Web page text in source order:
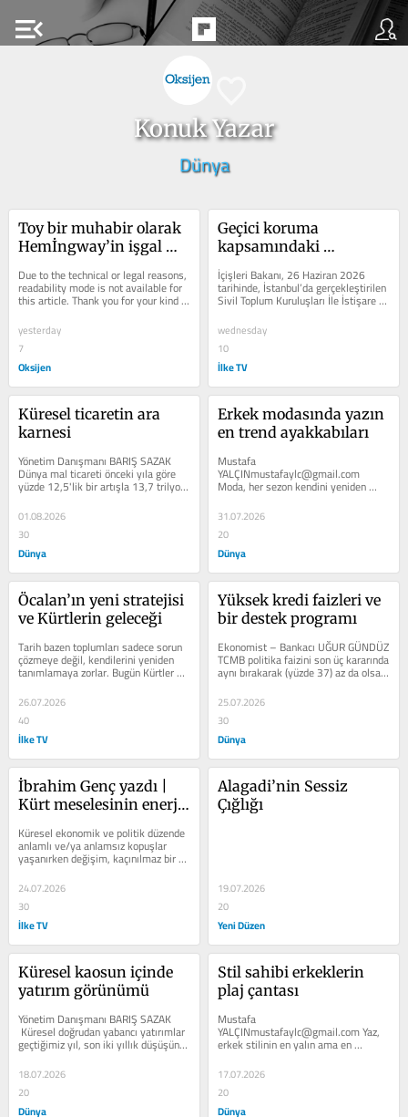
menu_open
Konuk Yazar
Dünya
Toy bir muhabir olarak
Hemİngway’in işgal
serüveni
Due to the technical or legal reasons,
readability mode is not available for
this article. Thank you for your kind
yesterday
7
Oksijen
Geçici koruma
kapsamındaki
göçmenlere çalışma izni
muafiyeti ne anlama
geliyor?
İçişleri Bakanı, 26 Haziran 2026
tarihinde, İstanbul’da gerçekleştirilen
Sivil Toplum Kuruluşları İle İstişare
Toplantısı’nda...
wednesday
10
İlke TV
Küresel ticaretin ara
karnesi
Yönetim Danışmanı BARIŞ SAZAK
Dünya mal ticareti önceki yıla göre
yüzde 12,5'lik bir artışla 13,7 trilyon
dolara ulaştı. Ancak...
01.08.2026
30
Dünya
Erkek modasında yazın
en trend ayakkabıları
Mustafa
YALÇINmustafaylc@gmail.com
Moda, her sezon kendini yeni­den
yorumluyor. Ancak bazı parçalar var
ki yalnızca bir trend ol­manın
ötesine...
31.07.2026
20
Dünya
Öcalan’ın yeni stratejisi
ve Kürtlerin geleceği
Tarih bazen toplumları sadece sorun
çözmeye değil, kendilerini yeniden
tanımlamaya zorlar. Bugün Kürtler de
böyle bir eşiğin önünde...
26.07.2026
40
İlke TV
Yüksek kredi faizleri ve
bir destek programı
Ekonomist – Bankacı UĞUR GÜNDÜZ
TCMB politika faizini son üç ka­rarında
aynı bırakarak (yüzde 37) az da olsa
düşüş beklentilerini...
25.07.2026
30
Dünya
İbrahim Genç yazdı |
Kürt meselesinin enerji
Küresel ekonomik ve politik düzende
anlamlı ve/ya anlamsız kopuşlar
yaşanırken değişim, kaçınılmaz bir
sonuç oluveriyor haliyle. Mevcut...
24.07.2026
30
İlke TV
Alagadi’nin Sessiz
Çığlığı
19.07.2026
20
Yeni Düzen
Küresel kaosun içinde
yatırım görünümü
Yönetim Danışmanı BARIŞ SAZAK
Küresel doğrudan yabancı yatırımlar
geçtiğimiz yıl, son iki yıllık düşüşün
ardından yüzde 6...
18.07.2026
20
Dünya
Stil sahibi erkeklerin
plaj çantası
Mustafa
YALÇINmustafaylc@gmail.com Yaz,
erkek stilinin en yalın ama en
etkileyici hâlini sergilediği dönemdir.
Kat kat giyinmenin ye­rini hafif...
17.07.2026
20
Dünya